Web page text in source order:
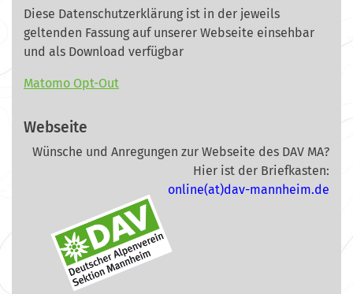
Diese Datenschutzerklärung ist in der jeweils
geltenden Fassung auf unserer Webseite einsehbar
und als Download verfügbar
Matomo Opt-Out
Webseite
Wünsche und Anregungen zur Webseite des DAV MA?
Hier ist der Briefkasten:
online(at)dav-mannheim.de